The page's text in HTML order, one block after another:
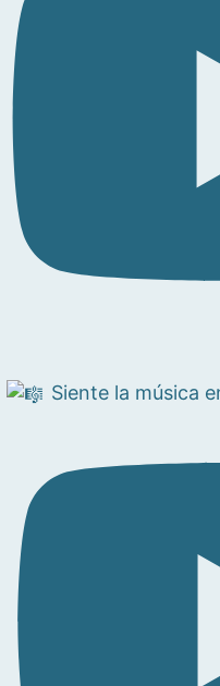
Siente la música